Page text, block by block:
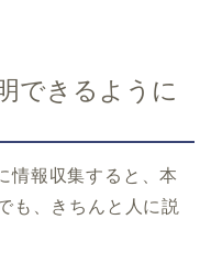
できるように
情報収集すると、本
も、きちんと人に説